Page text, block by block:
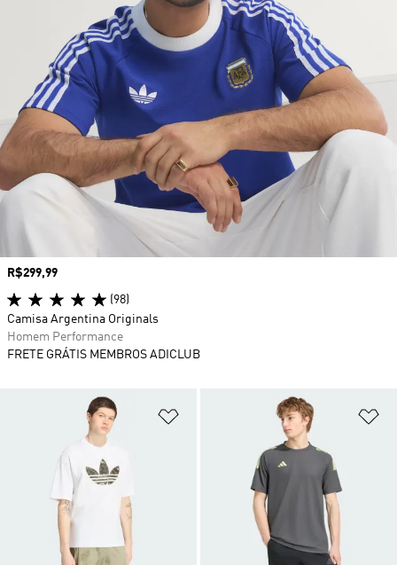
Adicionar à Lista de Desejos
Preço
R$299,99
(98)
Camisa Argentina Originals
Homem Performance
FRETE GRÁTIS MEMBROS ADICLUB